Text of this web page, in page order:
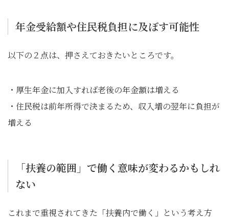
年金受給額や住民税負担に及ぼす可能性
以下の２点は、押さえておきたいところです。
・厚生年金に加入すれば老後の年金額は増える
・住民税は前年所得で決まるため、収入増の翌年に負担が
増える
「扶養の範囲」で働く意味が変わるかもしれ
ない
これまで重視されてきた「扶養内で働く」という考え方